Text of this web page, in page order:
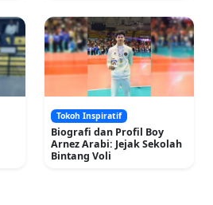
Tokoh Inspiratif
Biografi dan Profil Boy
Arnez Arabi: Jejak Sekolah
Bintang Voli